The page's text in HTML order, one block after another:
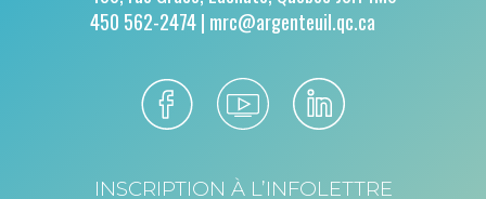
450 562-2474 | mrc@argenteuil.qc.ca
INSCRIPTION À L’INFOLETTRE